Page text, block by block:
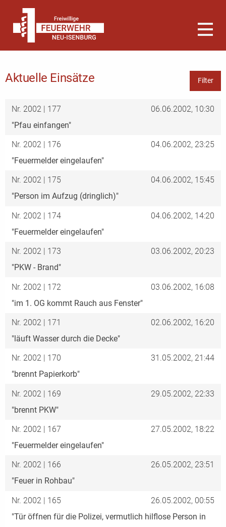
Aktuelle Einsätze Filter
Nr. 2002 | 177
"Pfau einfangen"
06.06.2002, 10:30
Nr. 2002 | 176
"Feuermelder eingelaufen"
04.06.2002, 23:25
Nr. 2002 | 175
"Person im Aufzug (dringlich)"
04.06.2002, 15:45
Nr. 2002 | 174
"Feuermelder eingelaufen"
04.06.2002, 14:20
Nr. 2002 | 173
"PKW - Brand"
03.06.2002, 20:23
Nr. 2002 | 172
"im 1. OG kommt Rauch aus Fenster"
03.06.2002, 16:08
Nr. 2002 | 171
"läuft Wasser durch die Decke"
02.06.2002, 16:20
Nr. 2002 | 170
"brennt Papierkorb"
31.05.2002, 21:44
Nr. 2002 | 169
"brennt PKW"
29.05.2002, 22:33
Nr. 2002 | 167
"Feuermelder eingelaufen"
27.05.2002, 18:22
Nr. 2002 | 166
"Feuer in Rohbau"
26.05.2002, 23:51
Nr. 2002 | 165
"Tür öffnen für die Polizei, vermutlich hilflose Person in
26.05.2002, 00:55